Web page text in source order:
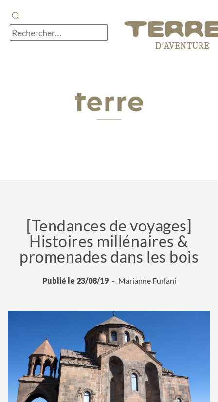
[Tendances de voyages]
Histoires millénaires &
promenades dans les bois
Publié le 23/08/19 Marianne Furlani